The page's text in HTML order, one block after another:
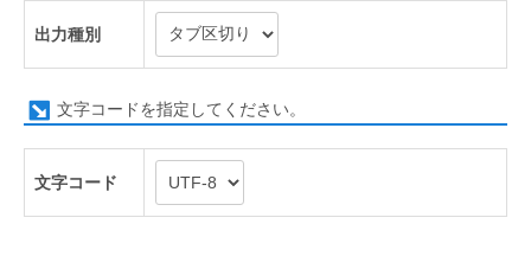
出力種別
文字コードを指定してください。
文字コード